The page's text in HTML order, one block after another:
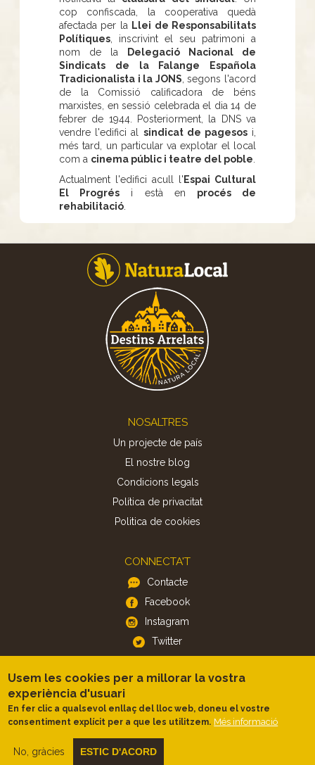
cop confiscada, la cooperativa quedà
afectada per la Llei de Responsabilitats
Polítiques , inscrivint el seu patrimoni a
nom de la
Delegació Nacional de
Sindicats de la Falange Española
Tradicionalista i la JONS , segons l'acord
de la Comissió calificadora de béns
marxistes, en sessió celebrada el dia 14 de
febrer de 1944. Posteriorment, la DNS va
vendre l'edifici al sindicat de pagesosi,
més tard, un particular va explotar el local
com a cinema públic i teatre del poble
Actualment l'edifici acull l' Espai Cultural
El Progrés i està en procés de
rehabilitació
NOSALTRES
Un projecte de país
El nostre blog
Condicions legals
Política de privacitat
Politica de cookies
CONNECTA'T
Contacte
Facebook
Instagram
Twitter
APP
Android
Usem les cookies per a millorar la vostra
experiència d'usuari
En fer clic a qualsevol enllaç del lloc web, doneu el vostre
consentiment explícit per a que les utilitzem. Més informació
No, gràcies ESTIC D'ACORD